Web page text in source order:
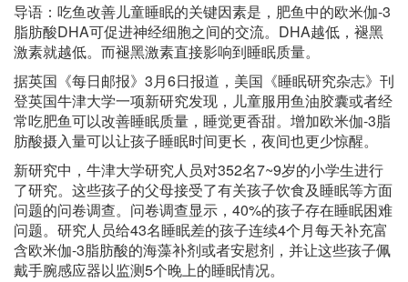
导语：吃鱼改善儿童睡眠的关键因素是，肥鱼中的欧米伽-3
脂肪酸DHA可促进神经细胞之间的交流。DHA越低，褪黑
激素就越低。而褪黑激素直接影响到睡眠质量。
据英国《每日邮报》3月6日报道，美国《睡眠研究杂志》刊
登英国牛津大学一项新研究发现，儿童服用鱼油胶囊或者经
常吃肥鱼可以改善睡眠质量，睡觉更香甜。增加欧米伽-3脂
肪酸摄入量可以让孩子睡眠时间更长，夜间也更少惊醒。
新研究中，牛津大学研究人员对352名7~9岁的小学生进行
了研究。这些孩子的父母接受了有关孩子饮食及睡眠等方面
问题的问卷调查。问卷调查显示，40%的孩子存在睡眠困难
问题。研究人员给43名睡眠差的孩子连续4个月每天补充富
含欧米伽-3脂肪酸的海藻补剂或者安慰剂，并让这些孩子佩
戴手腕感应器以监测5个晚上的睡眠情况。